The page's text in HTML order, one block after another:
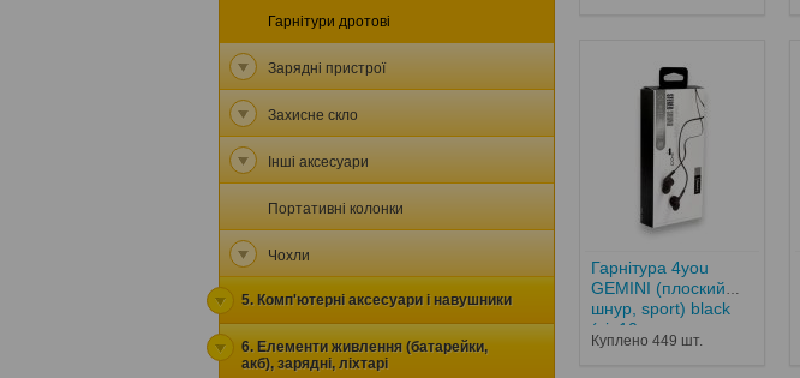
Гарнітури дротові
Зарядні пристрої
Захисне скло
Інші аксесуари
Портативні колонки
Чохли
5. Комп'ютерні аксесуари і навушники
6. Елементи живлення (батарейки,
акб), зарядні, ліхтарі
Гарнітура 4you
GEMINI (плоский
шнур, sport) black
(від10...
Куплено 449 шт.